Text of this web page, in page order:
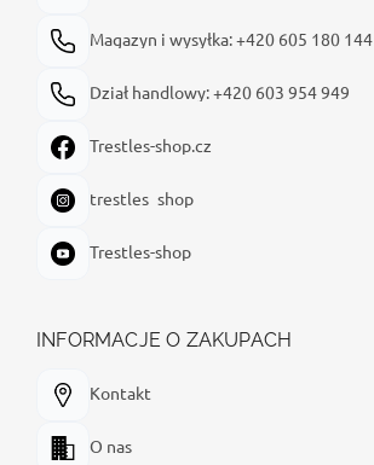
Magazyn i wysyłka: +420 605 180 144
Dział handlowy: +420 603 954 949
Trestles-shop.cz
trestles_shop
Trestles-shop
INFORMACJE O ZAKUPACH
Kontakt
O nas